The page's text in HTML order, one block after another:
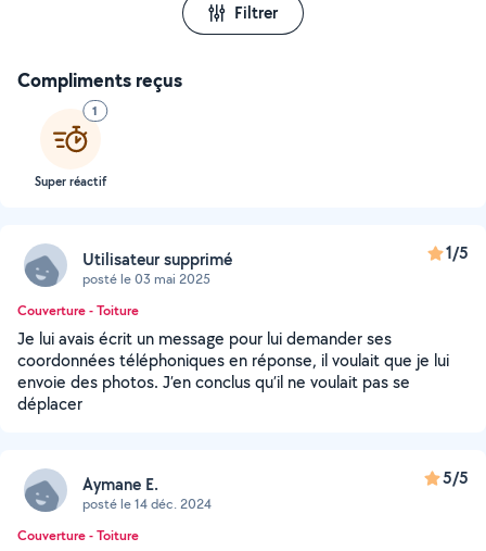
Filtrer
Compliments reçus
1
Super réactif
Utilisateur supprimé
posté le 03 mai 2025
1/5
Couverture - Toiture
Je lui avais écrit un message pour lui demander ses
coordonnées téléphoniques en réponse, il voulait que je lui
envoie des photos. J’en conclus qu’il ne voulait pas se
déplacer
Aymane E.
posté le 14 déc. 2024
5/5
Couverture - Toiture